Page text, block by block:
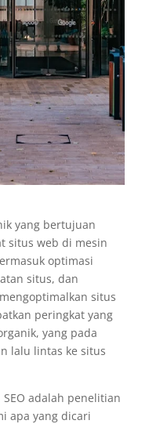
yang bertujuan
situs web di mesin
optimasi
situs, dan
situs
peringkat yang
yang pada
lalu lintas ke situs
adalah penelitian
apa yang dicari